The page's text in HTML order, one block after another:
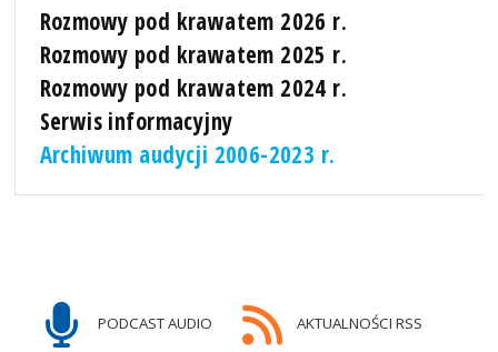
Rozmowy pod krawatem 2026 r.
Rozmowy pod krawatem 2025 r.
Rozmowy pod krawatem 2024 r.
Serwis informacyjny
Archiwum audycji 2006-2023 r.
PODCAST AUDIO AKTUALNOŚCI RSS